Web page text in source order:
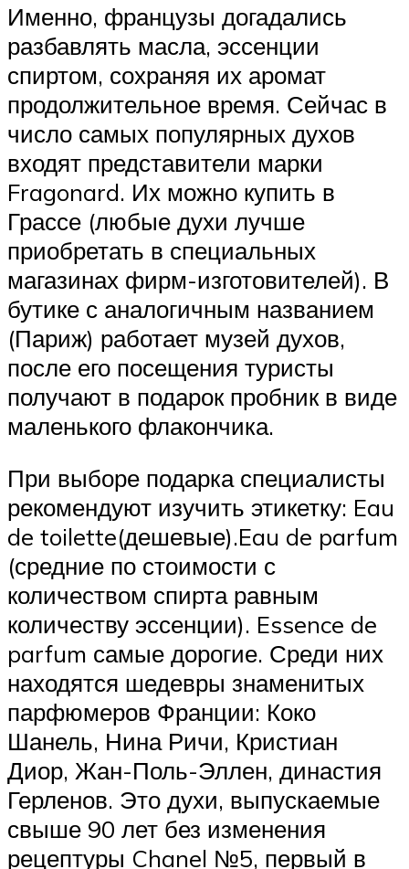
Именно, французы догадались
разбавлять масла, эссенции
спиртом, сохраняя их аромат
продолжительное время. Сейчас в
число самых популярных духов
входят представители марки
Fragonard. Их можно купить в
Грассе (любые духи лучше
приобретать в специальных
магазинах фирм-изготовителей). В
бутике с аналогичным названием
(Париж) работает музей духов,
после его посещения туристы
получают в подарок пробник в виде
маленького флакончика.
При выборе подарка специалисты
рекомендуют изучить этикетку: Eau
de toilette(дешевые).Eau de parfum
(средние по стоимости с
количеством спирта равным
количеству эссенции). Essence de
parfum самые дорогие. Среди них
находятся шедевры знаменитых
парфюмеров Франции: Коко
Шанель, Нина Ричи, Кристиан
Диор, Жан-Поль-Эллен, династия
Герленов. Это духи, выпускаемые
свыше 90 лет без изменения
рецептуры Chanel №5, первый в